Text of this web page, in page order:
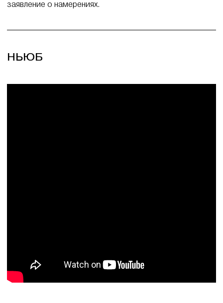
заявление о намерениях.
НЬЮБ